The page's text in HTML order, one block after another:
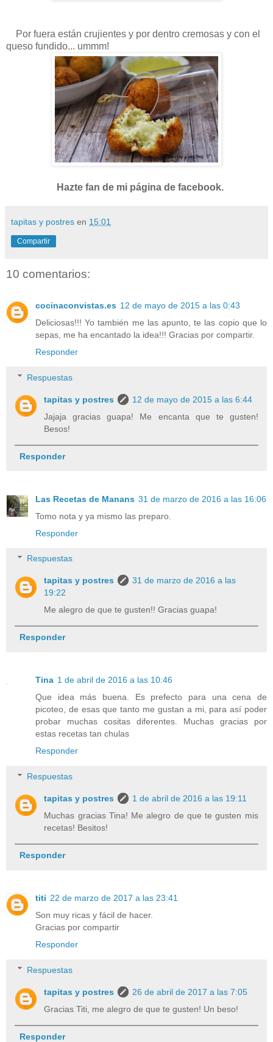
Por fuera están crujientes y por dentro cremosas y con el
queso fundido... ummm!
Hazte fan de mi página de facebook.
tapitas y postres en 15:01
Compartir
10 comentarios:
cocinaconvistas.es 12 de mayo de 2015 a las 0:43
Deliciosas!!! Yo también me las apunto, te las copio que lo
sepas, me ha encantado la idea!!! Gracias por compartir.
Responder
Respuestas
tapitas y postres
12 de mayo de 2015 a las 6:44
Jajaja gracias guapa! Me encanta que te gusten!
Besos!
Responder
Las Recetas de Manans 31 de marzo de 2016 a las 16:06
Tomo nota y ya mismo las preparo.
Responder
Respuestas
tapitas y postres
31 de marzo de 2016 a las
19:22
Me alegro de que te gusten!! Gracias guapa!
Responder
Tina 1 de abril de 2016 a las 10:46
Que idea más buena. Es prefecto para una cena de
picoteo, de esas que tanto me gustan a mi, para así poder
probar muchas cositas diferentes. Muchas gracias por
estas recetas tan chulas
Responder
Respuestas
tapitas y postres
1 de abril de 2016 a las 19:11
Muchas gracias Tina! Me alegro de que te gusten mis
recetas! Besitos!
Responder
titi 22 de marzo de 2017 a las 23:41
Son muy ricas y fácil de hacer.
Gracias por compartir
Responder
Respuestas
tapitas y postres
26 de abril de 2017 a las 7:05
Gracias Titi, me alegro de que te gusten! Un beso!
Responder